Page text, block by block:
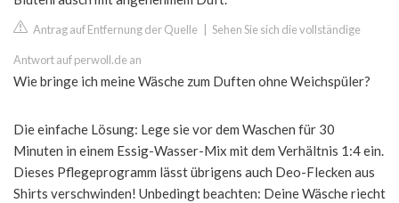
Antrag auf Entfernung der Quelle Sehen Sie sich die vollständige
Antwort auf perwoll.de an
Wie bringe ich meine Wäsche zum Duften ohne Weichspüler?
Die einfache Lösung: Lege sie vor dem Waschen für 30
Minuten in einem Essig-Wasser-Mix mit dem Verhältnis 1:4 ein.
Dieses Pflegeprogramm lässt übrigens auch Deo-Flecken aus
Shirts verschwinden! Unbedingt beachten: Deine Wäsche riecht